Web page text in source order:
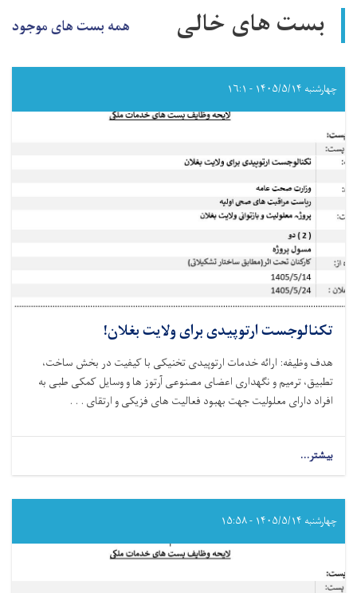
بست های خالی همه بست های موجود
چهارشنبه ۱۴۰۵/۵/۱۴ - ۱۶:۱
تکنالوجست ارتوپیدی برای ولایت بغلان!
هدف وظیفه: ارائه خدمات ارتوپیدی تخنیکی با کیفیت در بخش ساخت،
تطبیق، ترمیم و نگهداری اعضای مصنوعی آرتوز ها و وسایل کمکی طبی به
افراد دارای معلولیت جهت بهبود فعالیت‌ های فزیکی و ارتقای . . .
بیشتر...
تکنالوجست
برای
ولایت چهارشنبه ۱۴۰۵/۵/۱۴ - ۱۵:۵۸